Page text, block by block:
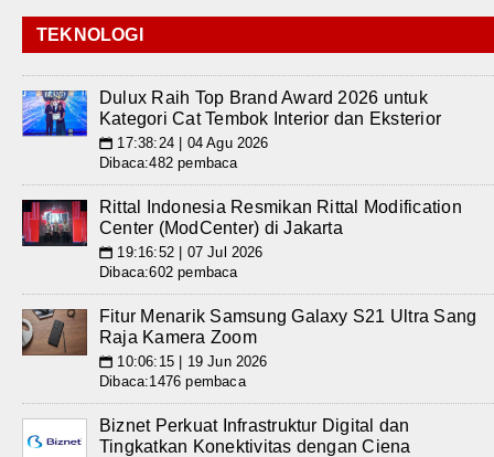
TEKNOLOGI
Dulux Raih Top Brand Award 2026 untuk
Kategori Cat Tembok Interior dan Eksterior
📅 17:38:24 | 04 Agu 2026
Dibaca:482 pembaca
Rittal Indonesia Resmikan Rittal Modification
Center (ModCenter) di Jakarta
📅 19:16:52 | 07 Jul 2026
Dibaca:602 pembaca
Fitur Menarik Samsung Galaxy S21 Ultra Sang
Raja Kamera Zoom
📅 10:06:15 | 19 Jun 2026
Dibaca:1476 pembaca
Biznet Perkuat Infrastruktur Digital dan
Tingkatkan Konektivitas dengan Ciena